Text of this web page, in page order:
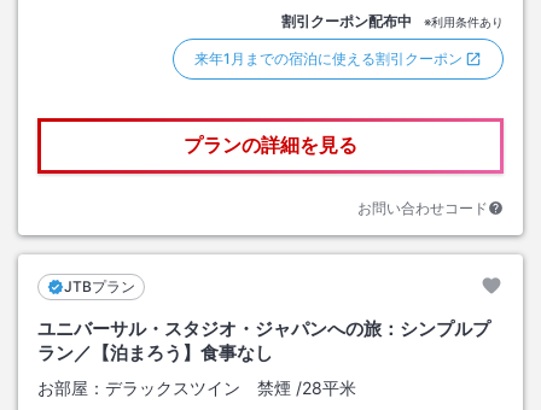
割引クーポン配布中 ※利用条件あり
来年1月までの宿泊に使える割引クーポン
プランの詳細を見る
お問い合わせコード
JTBプラン
ユニバーサル・スタジオ・ジャパンへの旅：シンプルプ
ラン／【泊まろう】食事なし
お部屋： デラックスツイン 禁煙 /28平米